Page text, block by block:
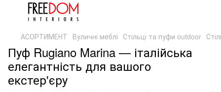
АСОРТИМЕНТ Вуличні меблі Стільці та пуфи outdoor
Пуф Rugiano Marina — італійська
елегантність для вашого
екстер'єру